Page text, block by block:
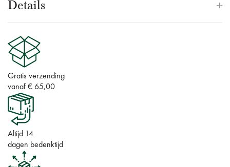
Details
Gratis verzending
vanaf € 65,00
Altijd 14
dagen bedenktijd